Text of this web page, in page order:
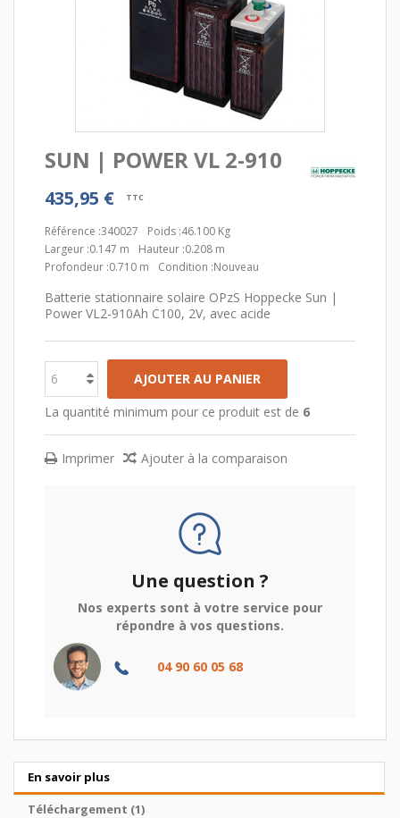
SUN | POWER VL 2-910
435,95 € TTC
Référence :340027 Poids :46.100 Kg
Largeur :0.147 m Hauteur :0.208 m
Profondeur :0.710 m Condition :Nouveau
Batterie stationnaire solaire OPzS Hoppecke Sun |
Power VL2-910Ah C100, 2V, avec acide
AJOUTER AU PANIER
La quantité minimum pour ce produit est de 6
Imprimer Ajouter à la comparaison
Une question ?
Nos experts sont à votre service pour
répondre à vos questions.
04 90 60 05 68
En savoir plus
Téléchargement (1)